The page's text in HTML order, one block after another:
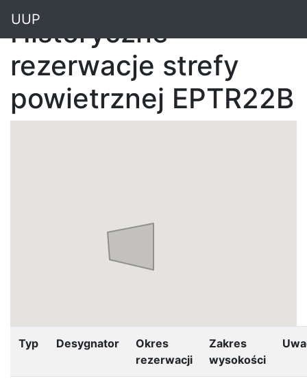
UUP
Historyczne
rezerwacje strefy
powietrznej EPTR22B
Typ Desygnator
Okres
rezerwacji
Zakres
wysokości